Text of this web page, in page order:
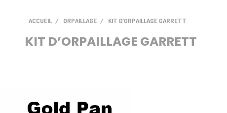
ACCUEIL ORPAILLAGE KIT D’ORPAILLAGE GARRETT
KIT D’ORPAILLAGE GARRETT